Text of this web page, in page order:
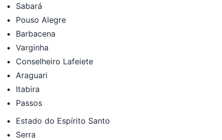
Sabará
Pouso Alegre
Barbacena
Varginha
Conselheiro Lafeiete
Araguari
Itabira
Passos
Estado do Espírito Santo
Serra